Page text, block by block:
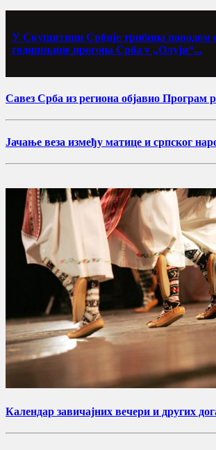
У Скупштини Србије трибина поводом
годишњице прогона Срба у „Олуји“...
Савез Срба из региона објавио Програм
Јачање веза између матице и српског
Календар завичајних вечери и других